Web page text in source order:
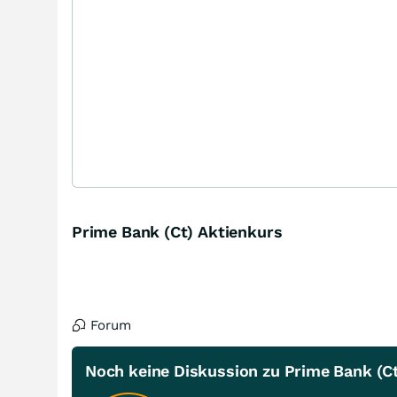
Prime Bank (Ct) Aktienkurs
Forum
Noch keine Diskussion zu Prime Bank